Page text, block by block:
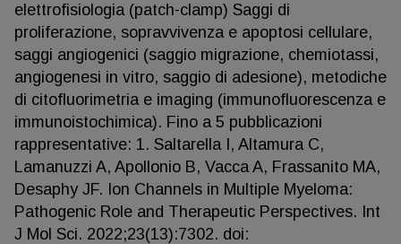
elettrofisiologia (patch-clamp) Saggi di
proliferazione, sopravvivenza e apoptosi cellulare,
saggi angiogenici (saggio migrazione, chemiotassi,
angiogenesi in vitro, saggio di adesione), metodiche
di citofluorimetria e imaging (immunofluorescenza e
immunoistochimica). Fino a 5 pubblicazioni
rappresentative: 1. Saltarella I, Altamura C,
Lamanuzzi A, Apollonio B, Vacca A, Frassanito MA,
Desaphy JF. Ion Channels in Multiple Myeloma:
Pathogenic Role and Therapeutic Perspectives. Int
J Mol Sci. 2022;23(13):7302. doi: